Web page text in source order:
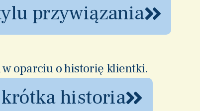
przywiązania
w oparciu o historię klientki.
historia